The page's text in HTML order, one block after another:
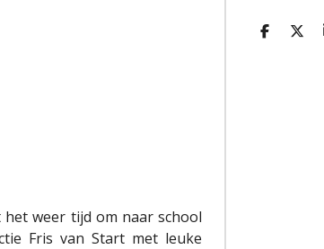
weer tijd om naar school
Fris van Start met leuke
D
D